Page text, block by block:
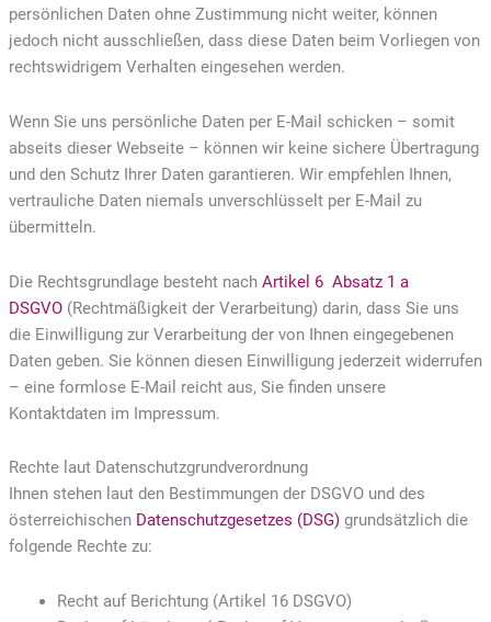
persönlichen Daten ohne Zustimmung nicht weiter, können
jedoch nicht ausschließen, dass diese Daten beim Vorliegen von
rechtswidrigem Verhalten eingesehen werden.
Wenn Sie uns persönliche Daten per E-Mail schicken – somit
abseits dieser Webseite – können wir keine sichere Übertragung
und den Schutz Ihrer Daten garantieren. Wir empfehlen Ihnen,
vertrauliche Daten niemals unverschlüsselt per E-Mail zu
übermitteln.
Die Rechtsgrundlage besteht nach Artikel 6 Absatz 1 a
DSGVO(Rechtmäßigkeit der Verarbeitung) darin, dass Sie uns
die Einwilligung zur Verarbeitung der von Ihnen eingegebenen
Daten geben. Sie können diesen Einwilligung jederzeit widerrufen
– eine formlose E-Mail reicht aus, Sie finden unsere
Kontaktdaten im Impressum.
Rechte laut Datenschutzgrundverordnung
Ihnen stehen laut den Bestimmungen der DSGVO und des
österreichischen Datenschutzgesetzes (DSG)grundsätzlich die
folgende Rechte zu:
Recht auf Berichtung (Artikel 16 DSGVO)